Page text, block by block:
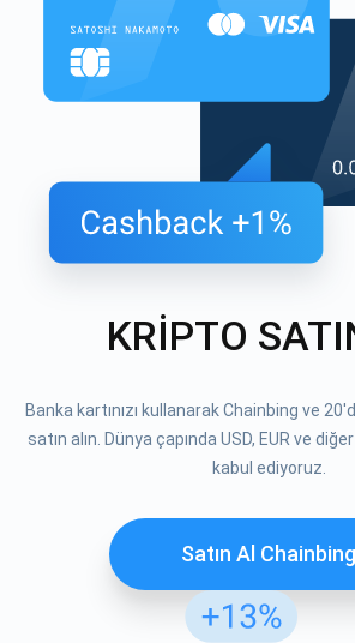
KRİPTO
Banka kartınızı kullanarak Chainbing ve
satın alın. Dünya çapında USD, EUR ve
kabul ediyoruz.
Satın Al Chainbing